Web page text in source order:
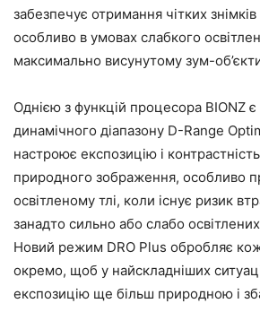
забезпечує отримання чітких
особливо в умовах слабкого
максимально висунутому зум-
Однією з функцій процесора BIONZ
динамічного діапазону D-Range
настроює експозицію і
природного зображення, особливо
освітленому тлі, коли існує ризик
занадто сильно або слабо
Новий режим DRO Plus обробляє
окремо, щоб у найскладніших
експозицію ще більш природною і